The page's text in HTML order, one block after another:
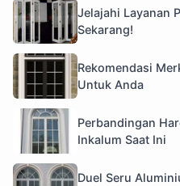
Jelajahi Layanan
Sekarang!
Rekomendasi
Untuk Anda
Perbandingan
Inkalum Saat Ini
Duel Seru